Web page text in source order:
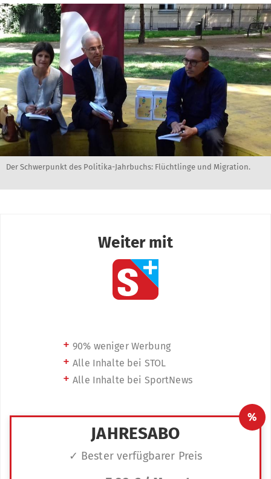
Der Schwerpunkt des Politika-Jahrbuchs: Flüchtlinge und Migration.